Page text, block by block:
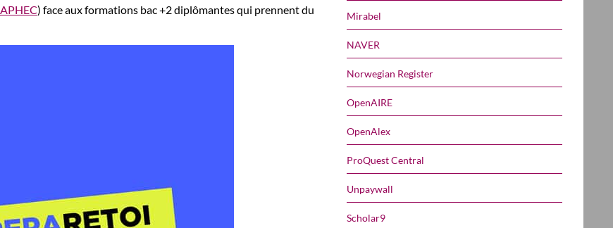
APHEC) face aux formations bac +2 diplômantes qui prennent du
Mirabel
NAVER
Norwegian Register
OpenAIRE
OpenAlex
ProQuest Central
Unpaywall
Scholar9